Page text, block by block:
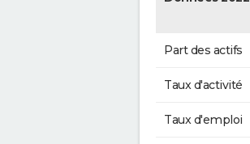
Part des actifs
Taux d'activité
Taux d'emploi